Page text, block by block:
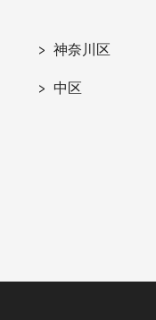
神奈川区
中区